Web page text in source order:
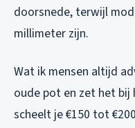
doorsnede, terwijl
millimeter zijn.
Wat ik mensen altijd
oude pot en zet het
scheelt je €150 tot